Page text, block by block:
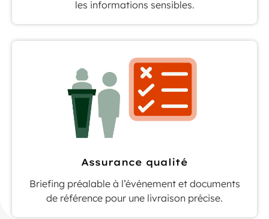
les informations sensibles.
Assurance qualité
Briefing préalable à l’événement et documents
de référence pour une livraison précise.